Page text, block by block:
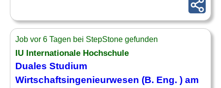
Job vor 6 Tagen bei StepStone gefunden
IU Internationale Hochschule
Duales Studium
Wirtschaftsingenieurwesen (B. Eng. ) am